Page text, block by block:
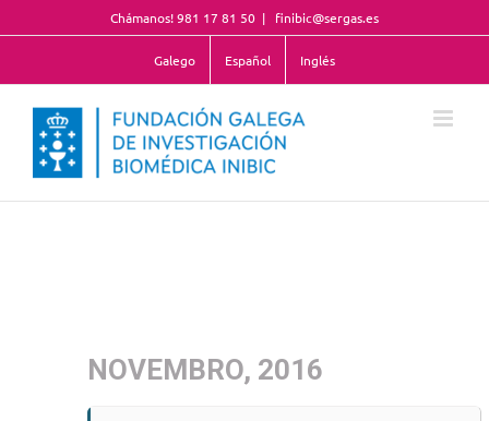
al
Chámanos! 981 17 81 50 | finibic@sergas.es
Galego Español Inglés
NOVEMBRO, 2016